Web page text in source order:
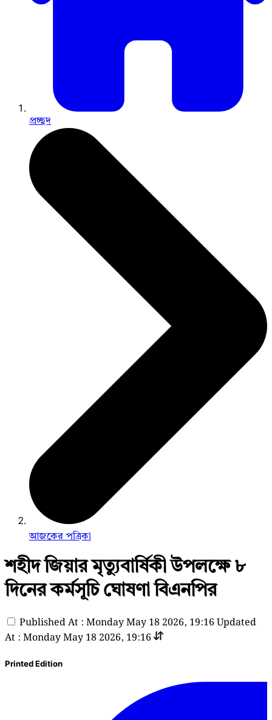
প্রচ্ছদ
আজকের পত্রিকা
শহীদ জিয়ার মৃত্যুবার্ষিকী উপলক্ষে ৮
দিনের কর্মসূচি ঘোষণা বিএনপির
Published At : Monday May 18 2026, 19:16 Updated
At : Monday May 18 2026, 19:16
Printed Edition